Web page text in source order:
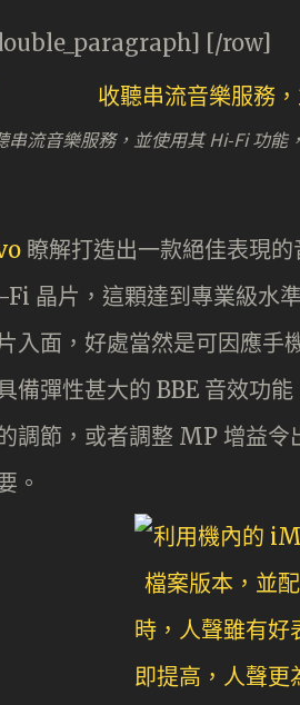
[/row]
串流音樂服務，並使用其 Hi-Fi 功能
瞭解打造出一款絕佳表現
晶片，這顆達到專業級水
入面，好處當然是可因應手
備彈性甚大的 BBE 音效功
調節，或者調整 MP 增益令
。